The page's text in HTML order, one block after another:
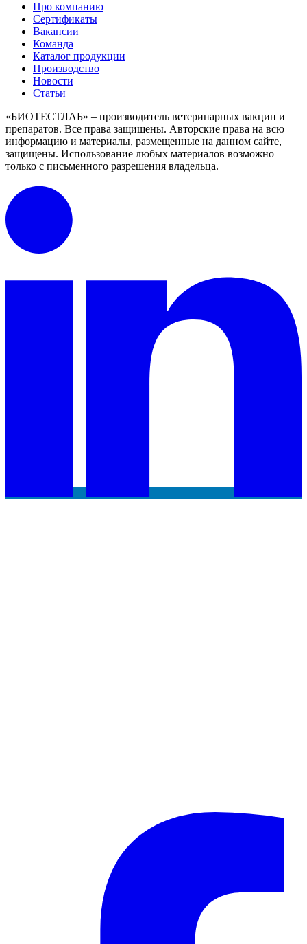
Про компанию
Сертификаты
Вакансии
Команда
Каталог продукции
Производство
Новости
Статьи
«БИОТЕСТЛАБ» – производитель ветеринарных вакцин и
препаратов. Все права защищены. Авторские права на всю
информацию и материалы, размещенные на данном сайте,
защищены. Использование любых материалов возможно
только с письменного разрешения владельца.